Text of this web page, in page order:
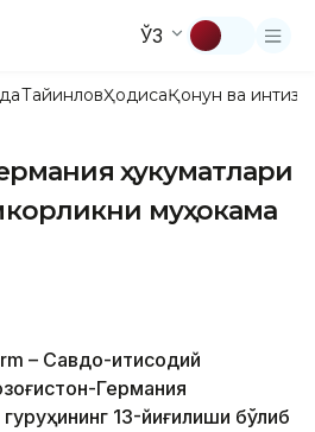
ЎЗ
ТайинловҲодисаҚонун ва
ҳукуматлари
муҳокама
– Савдо-иқтисодий
Германия
13-йиғилиши бўлиб